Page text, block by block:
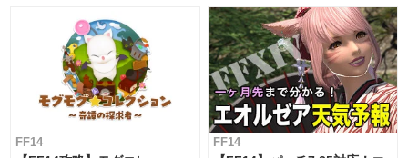
FF14 FF14